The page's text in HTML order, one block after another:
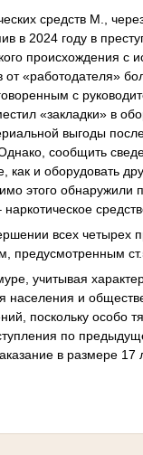
средств М.,
в 2024 году в
происхождения с
«работодателя»
с
«закладки» в
выгоды
сообщить
как и оборудовать
этого обнаружили
всех четырех
предусмотренным
учитывая
и
поскольку особо
по
в размере